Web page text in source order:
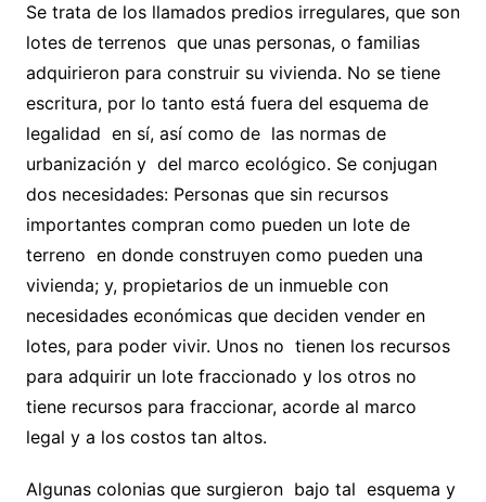
Se trata de los llamados predios irregulares, que son
lotes de terrenos que unas personas, o familias
adquirieron para construir su vivienda. No se tiene
escritura, por lo tanto está fuera del esquema de
legalidad en sí, así como de las normas de
urbanización y del marco ecológico. Se conjugan
dos necesidades: Personas que sin recursos
importantes compran como pueden un lote de
terreno en donde construyen como pueden una
vivienda; y, propietarios de un inmueble con
necesidades económicas que deciden vender en
lotes, para poder vivir. Unos no tienen los recursos
para adquirir un lote fraccionado y los otros no
tiene recursos para fraccionar, acorde al marco
legal y a los costos tan altos.
Algunas colonias que surgieron bajo tal esquema y